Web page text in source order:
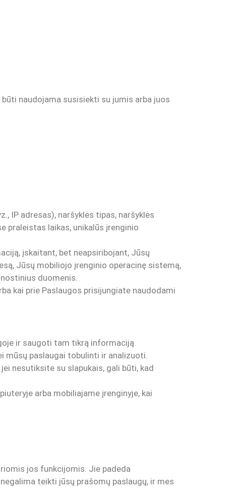
naudojama susisiekti su jumis arba juos
IP adresas), naršyklės tipas, naršyklės
praleistas laikas, unikalūs įrenginio
įskaitant, bet neapsiribojant, Jūsų
Jūsų mobiliojo įrenginio operacinę sistemą,
duomenis.
kai prie Paslaugos prisijungiate naudodami
ir saugoti tam tikrą informaciją.
mūsų paslaugai tobulinti ir analizuoti.
nesutiksite su slapukais, gali būti, kad
arba mobiliajame įrenginyje, kai
jos funkcijomis. Jie padeda
teikti jūsų prašomų paslaugų, ir mes